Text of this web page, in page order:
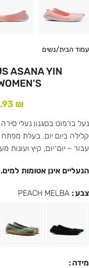
עמוד הבית/נשים
ASANA YIN
₪
נעל ברפוט בסגנון נעלי
קלילה ביום יום. בעלת
עבור – יום־יום, קיץ ועונות
הנעליים אינן אטומות למים.
צבע PEACH MELBA
מידה